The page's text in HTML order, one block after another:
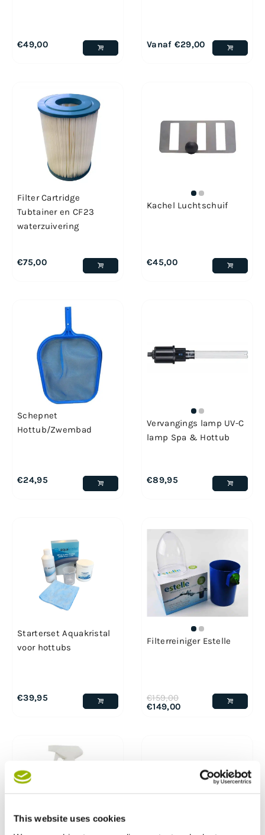
This website uses cookies
€49,00 Vanaf €29,00
Filter Cartridge
Tubtainer en CF23
waterzuivering
€75,00
Kachel Luchtschuif
€45,00
Schepnet
Hottub/Zwembad
€24,95
Vervangings lamp UV-C
lamp Spa & Hottub
€89,95
Starterset Aquakristal
voor hottubs
€39,95
Filterreiniger Estelle
€159,00
€149,00